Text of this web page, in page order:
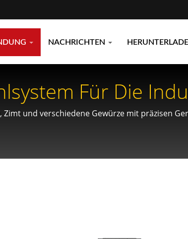
NACHRICHTEN
Für Die
und verschiedene Gewürze mit präzisen